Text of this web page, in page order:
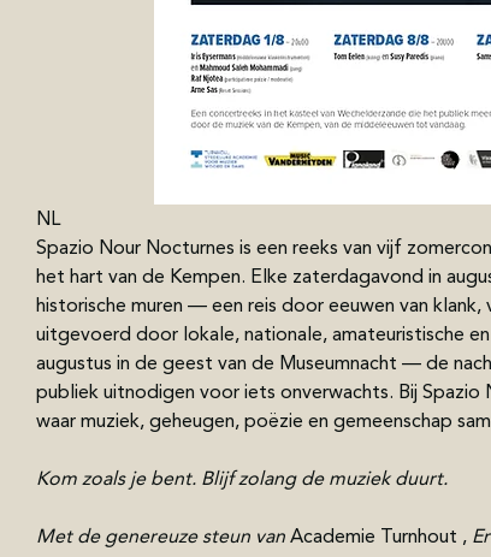
NL
Spazio Nour Nocturnes is een reeks van vijf
het hart van de Kempen. Elke zaterdagavond in
historische muren — een reis door eeuwen van
uitgevoerd door lokale, nationale, amateuristische
augustus in de geest van de Museumnacht — de
publiek uitnodigen voor iets onverwachts. Bij
waar muziek, geheugen, poëzie en gemeenschap
Kom zoals je bent. Blijf zolang de muziek duurt.
Met de genereuze steun van Academie Turnhout ,